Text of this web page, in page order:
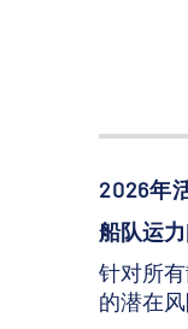
2026年
船队运
针对所
的潜在